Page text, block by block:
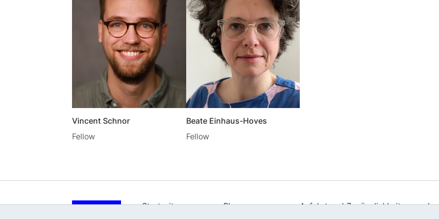
Vincent Schnor
Fellow
Beate Einhaus-Hoves
Fellow
Startseite
Blog
Anfahrt und Zugänglichkeit